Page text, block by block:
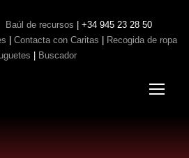
Baúl de recursos | +34 945 23 28 50
Contacta con Caritas
Recogida de ropa
Buscador